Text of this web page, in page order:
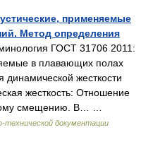
применяемые
Метод определения
ГОСТ 31706 2011:
в плавающих полах
жесткости
жесткость: Отношение
смещению. В… …
технической документации